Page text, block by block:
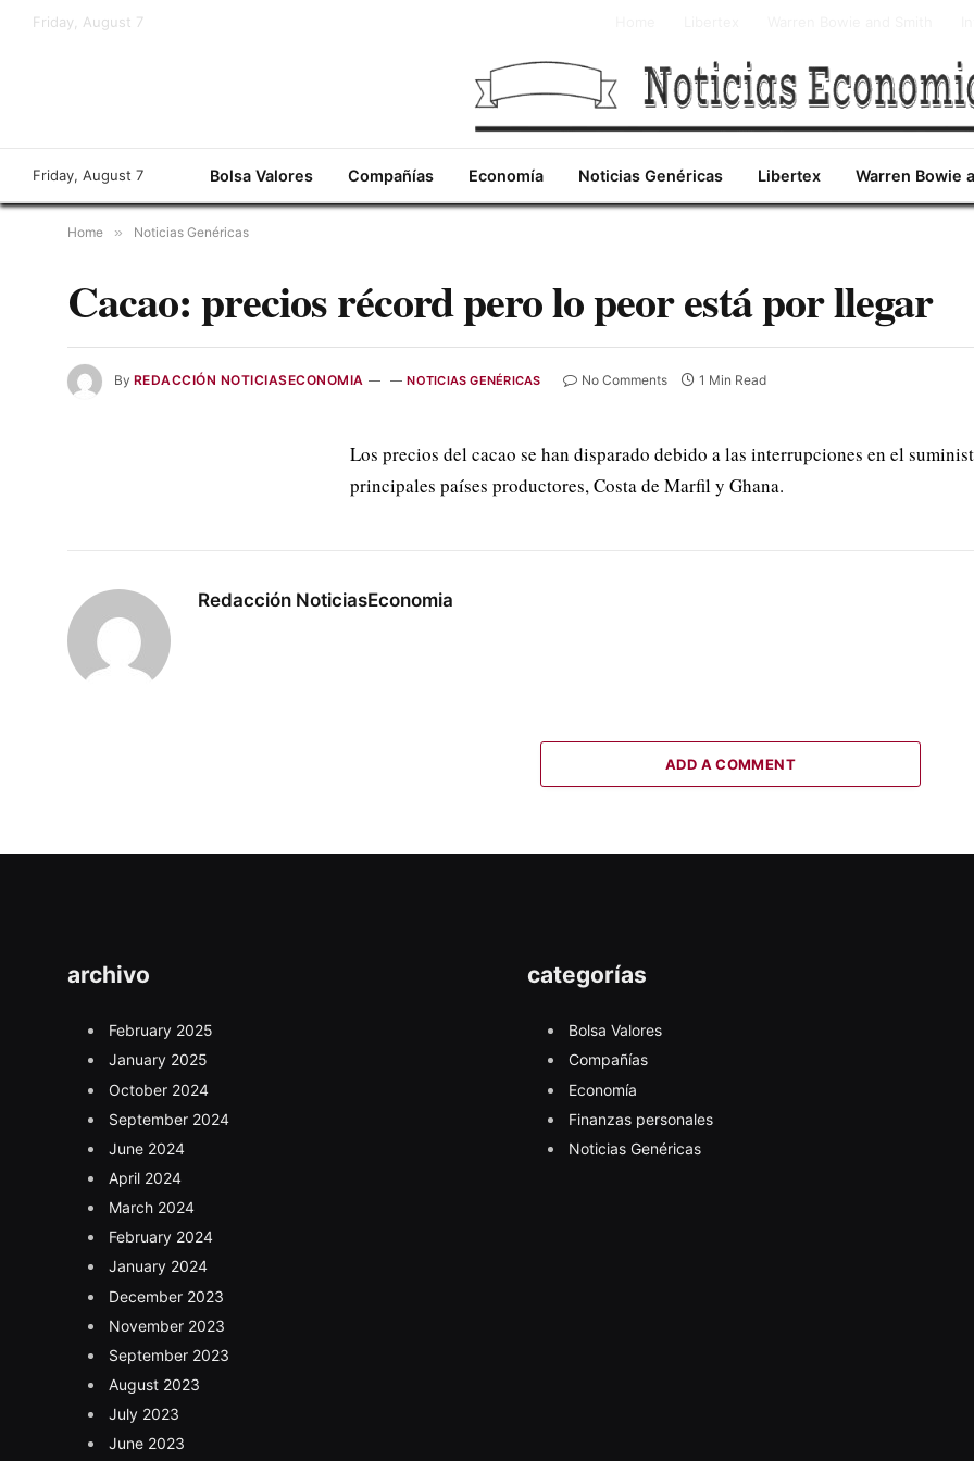
Friday, August 7
Friday, August 7 Bolsa Valores Compañías Economía Noticias Genéricas Libertex Warren Bowie
Home » Noticias Genéricas
Cacao: precios récord pero lo peor está por llegar
By REDACCIÓN NOTICIASECONOMIA NOTICIAS GENÉRICAS No Comments 1 Min Read
Los precios del cacao se han disparado debido a las interrupciones en el
principales países productores, Costa de Marfil y Ghana.
Redacción NoticiasEconomia
ADD A COMMENT
archivo
February 2025
January 2025
October 2024
September 2024
June 2024
April 2024
March 2024
February 2024
January 2024
December 2023
November 2023
September 2023
August 2023
July 2023
June 2023
categorías
Bolsa Valores
Compañías
Economía
Finanzas personales
Noticias Genéricas